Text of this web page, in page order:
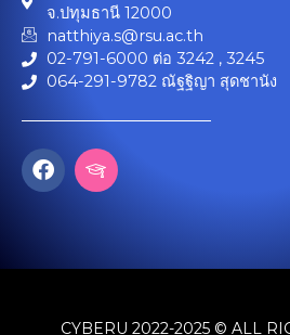
จ.ปทุมธานี 12000
natthiya.s@rsu.ac.th
02-791-6000 ต่อ 3242 , 3245
064-291-9782 ณัฐฐิญา สุดชานัง
F
a
o
I
c
g
CYBERU 2022-2025 © ALL